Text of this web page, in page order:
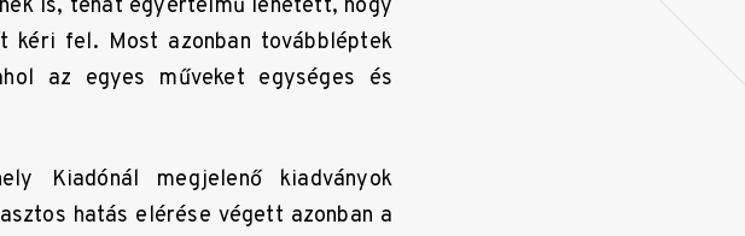
is, tehát egyértelmű lehetett, hogy
kéri fel. Most azonban továbbléptek
az egyes műveket egységes és
Kiadónál megjelenő kiadványok
hatás elérése végett azonban a